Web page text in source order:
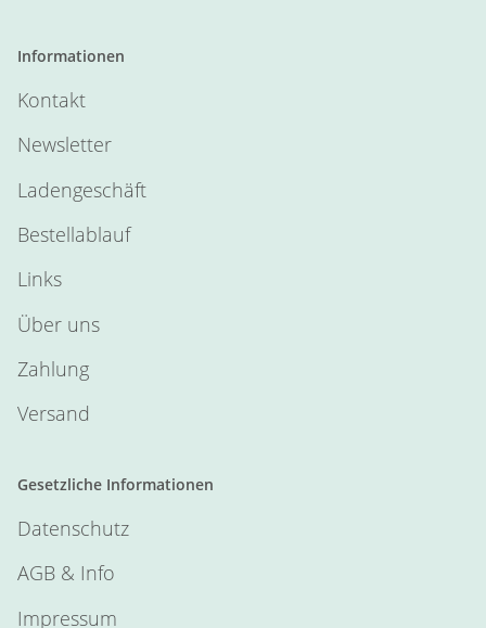
Informationen
Kontakt
Newsletter
Ladengeschäft
Bestellablauf
Links
Über uns
Zahlung
Versand
Gesetzliche Informationen
Datenschutz
AGB & Info
Impressum